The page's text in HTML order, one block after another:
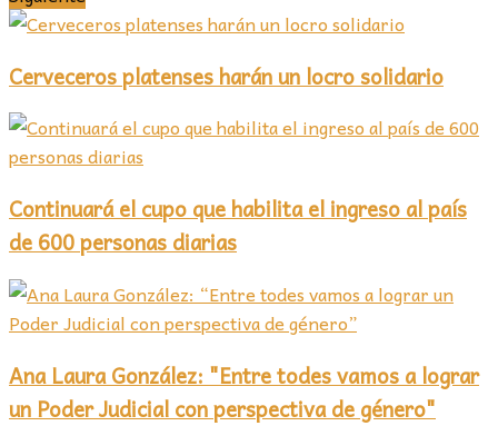
Cerveceros platenses harán un locro solidario
Continuará el cupo que habilita el ingreso al país
de 600 personas diarias
Ana Laura González: "Entre todes vamos a lograr
un Poder Judicial con perspectiva de género"